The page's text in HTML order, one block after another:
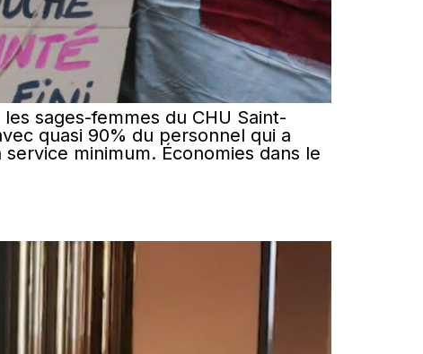
sages-femmes du CHU Saint-
quasi 90% du personnel qui a
minimum. Économies dans le